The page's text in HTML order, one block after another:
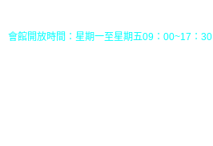
會館開放時間：星期一至星期五09：00~17：30